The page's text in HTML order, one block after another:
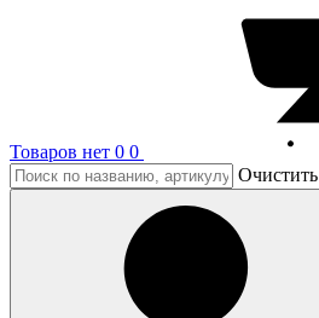
Товаров нет 0 0
Очистить